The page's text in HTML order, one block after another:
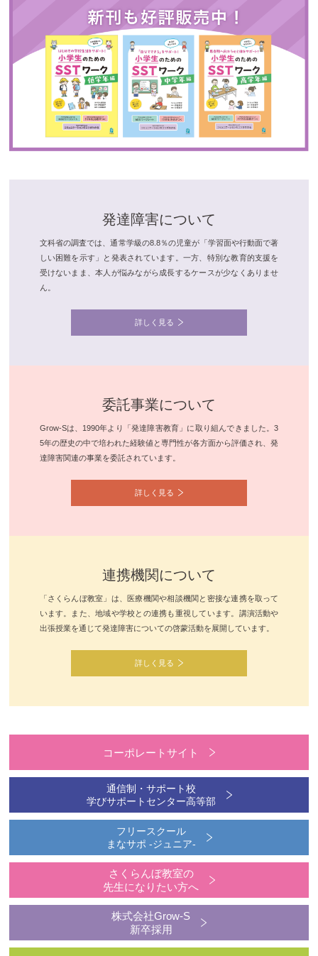
発達障害について
文科省の調査では、通常学級の8.8％の児童が「学習面や行動面で著
しい困難を示す」と発表されています。一方、特別な教育的支援を
受けないまま、本人が悩みながら成長するケースが少なくありませ
ん。
詳しく見る
委託事業について
Grow-Sは、1990年より「発達障害教育」に取り組んできました。3
5年の歴史の中で培われた経験値と専門性が各方面から評価され、発
達障害関連の事業を委託されています。
詳しく見る
連携機関について
「さくらんぼ教室」は、医療機関や相談機関と密接な連携を取って
います。また、地域や学校との連携も重視しています。講演活動や
出張授業を通じて発達障害についての啓蒙活動を展開しています。
詳しく見る
コーポレートサイト
通信制・サポート校
学びサポートセンター高等部
フリースクール
まなサポ -ジュニア-
さくらんぼ教室の
先生になりたい方へ
株式会社Grow-S
新卒採用